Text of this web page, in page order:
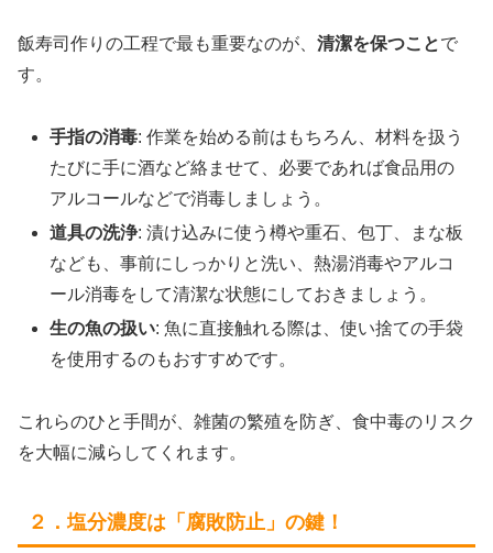
飯寿司作りの工程で最も重要なのが、 清潔を保つことで
す。
手指の消毒: 作業を始める前はもちろん、材料を扱う
たびに手に酒など絡ませて、必要であれば食品用の
アルコールなどで消毒しましょう。
道具の洗浄: 漬け込みに使う樽や重石、包丁、まな板
なども、事前にしっかりと洗い、熱湯消毒やアルコ
ール消毒をして清潔な状態にしておきましょう。
生の魚の扱い: 魚に直接触れる際は、使い捨ての手袋
を使用するのもおすすめです。
これらのひと手間が、雑菌の繁殖を防ぎ、食中毒のリスク
を大幅に減らしてくれます。
２．塩分濃度は「腐敗防止」の鍵！